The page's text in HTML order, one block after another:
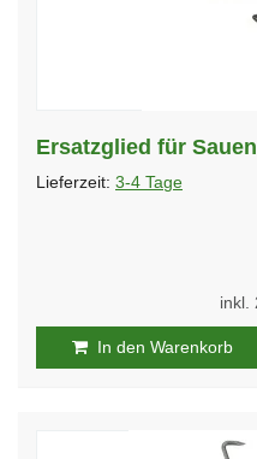
Ersatzglied für
Lieferzeit: 3-4 Tage
inkl.
In den Warenkorb